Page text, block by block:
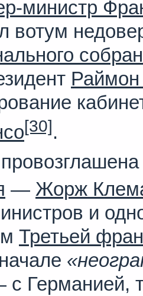
министр
вотум
[30].
— Жорж
и
Третьей
Германией,